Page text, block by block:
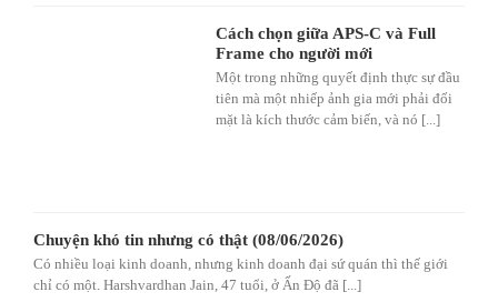
Cách chọn giữa APS-C và Full
Frame cho người mới
Một trong những quyết định thực sự đầu
tiên mà một nhiếp ảnh gia mới phải đối
mặt là kích thước cảm biến, và nó [...]
Chuyện khó tin nhưng có thật (08/06/2026)
Có nhiều loại kinh doanh, nhưng kinh doanh đại sứ quán thì thế giới
chỉ có một. Harshvardhan Jain, 47 tuổi, ở Ấn Độ đã [...]